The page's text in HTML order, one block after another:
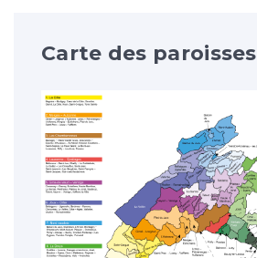
Carte des paroisses